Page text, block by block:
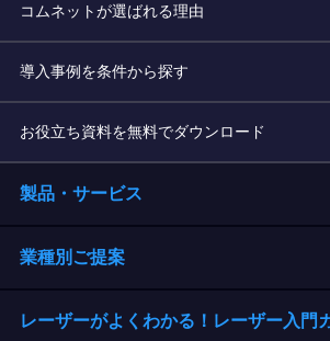
コムネットが選ばれる理由
導入事例を条件から探す
お役立ち資料を無料でダウンロード
製品・サービス
業種別ご提案
レーザーがよくわかる！レーザー入門